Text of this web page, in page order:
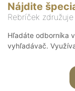
Nájdite
Rebríček
Hľadáte odborníka
vyhľadávač.